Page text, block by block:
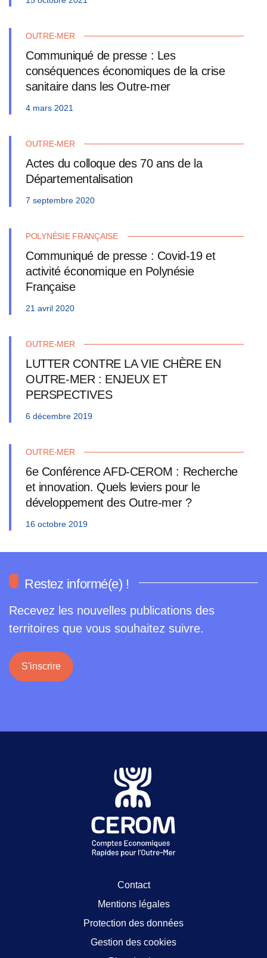
OUTRE-MER
Communiqué de presse : Les
conséquences économiques de la crise
sanitaire dans les Outre-mer
4 mars 2021
OUTRE-MER
Actes du colloque des 70 ans de la
Départementalisation
7 septembre 2020
POLYNÉSIE FRANÇAISE
Communiqué de presse : Covid-19 et
activité économique en Polynésie
Française
21 avril 2020
OUTRE-MER
LUTTER CONTRE LA VIE CHÈRE EN
OUTRE-MER : ENJEUX ET
PERSPECTIVES
6 décembre 2019
OUTRE-MER
6e Conférence AFD-CEROM : Recherche
et innovation. Quels leviers pour le
développement des Outre-mer ?
16 octobre 2019
Restez informé(e) !
Recevez les nouvelles publications des
territoires que vous souhaitez suivre.
S'inscrire
Contact
Mentions légales
Protection des données
Gestion des cookies